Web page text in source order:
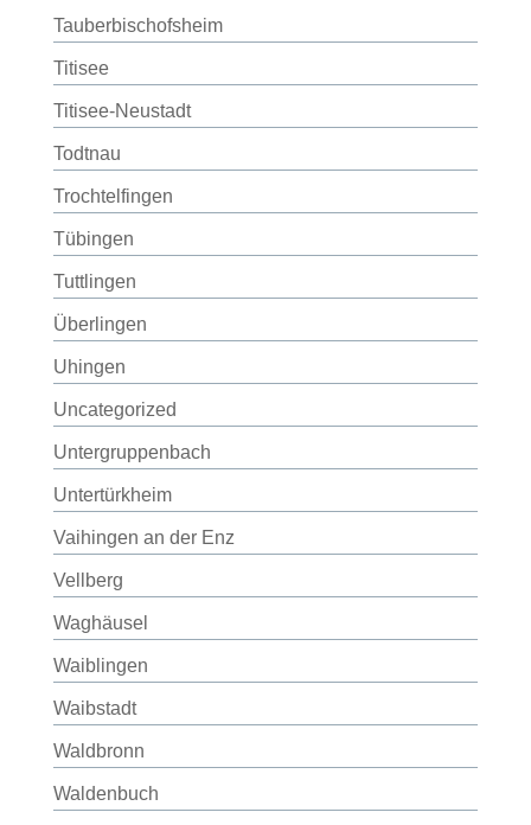
Tauberbischofsheim
Titisee
Titisee-Neustadt
Todtnau
Trochtelfingen
Tübingen
Tuttlingen
Überlingen
Uhingen
Uncategorized
Untergruppenbach
Untertürkheim
Vaihingen an der Enz
Vellberg
Waghäusel
Waiblingen
Waibstadt
Waldbronn
Waldenbuch